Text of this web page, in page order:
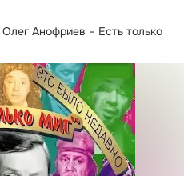
Олег Анофриев – Есть только